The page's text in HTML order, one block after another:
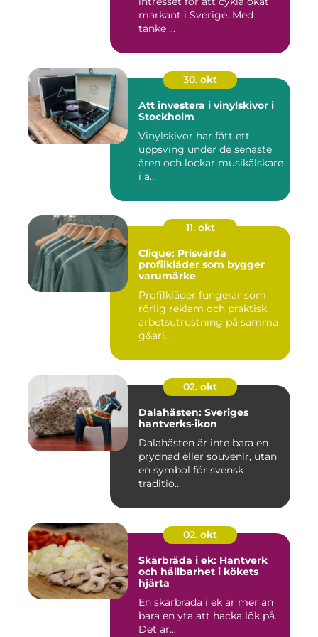
markant i Sverige. Med
tanke ...
30. okt
Att investera i vinylskivor i
Stockholm
Vinylskivor har fått ett
uppsving under de senaste
åren och lockar musikälskare
i a...
11. okt
Clique: Prisvärda
profilkläder som bygger
varumärke
Profilkläder fungerar som
rörlig reklam och praktisk
arbetsutrustning på samma
g&ari...
02. okt
Dalahästen: Sveriges
hantverks-ikon
Dalahästen är inte bara en
prydnad eller souvenir, utan
en symbol för svensk
traditio...
02. okt
Skärbräda i ek: Hantverk
och hållbarhet i kökets
hjärta
En skärbräda i ek är mer än
bara en yta att hacka lök på.
Det är...